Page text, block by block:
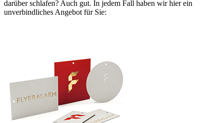
darüber schlafen? Auch gut. In jedem Fall haben wir hier ein
unverbindliches Angebot für Sie: